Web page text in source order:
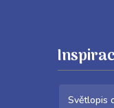
Světlopis